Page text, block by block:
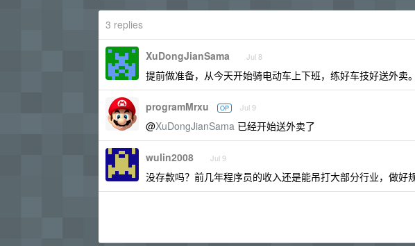
3 replies
XuDongJianSama Jul 8
提前做准备，从今天开始骑电动车上下班，练好车技好送外卖。
programMrxu OP Jul 9
@XuDongJianSama 已经开始送外卖了
wulin2008 Jul 9
没存款吗？前几年程序员的收入还是能吊打大部分行业，做好